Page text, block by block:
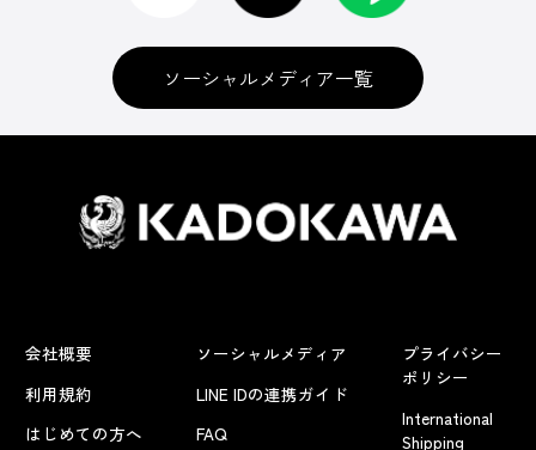
ソーシャルメディア一覧
会社概要
利用規約
はじめての方へ
ソーシャルメディア
LINE IDの連携ガイド
FAQ
プライバシー
ポリシー
International
Shipping